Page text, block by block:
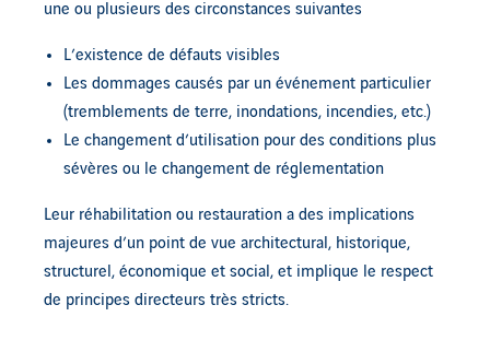
une ou plusieurs des circonstances suivantes
L’existence de défauts visibles
Les dommages causés par un événement particulier
(tremblements de terre, inondations, incendies, etc.)
Le changement d’utilisation pour des conditions plus
sévères ou le changement de réglementation
Leur réhabilitation ou restauration a des implications
majeures d’un point de vue architectural, historique,
structurel, économique et social, et implique le respect
de principes directeurs très stricts.